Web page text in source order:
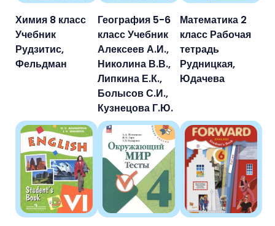
Химия 8 класс
Учебник
Рудзитис,
Фельдман
География 5-6
класс Учебник
Алексеев А.И.,
Николина В.В.,
Липкина Е.К.,
Болысов С.И.,
Кузнецова Г.Ю.
Математика 2
класс Рабочая
тетрадь
Рудницкая,
Юдачева